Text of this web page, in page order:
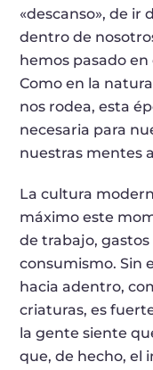
«descanso», de ir
dentro de
hemos pasado en
Como en la
nos rodea, esta
necesaria para
nuestras mentes
La cultura
máximo este
de trabajo, gastos
consumismo. Sin
hacia adentro,
criaturas, es
la gente siente
que, de hecho, el